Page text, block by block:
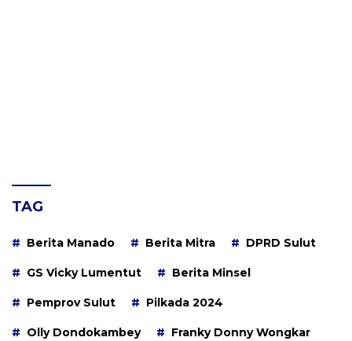
TAG
Berita Manado Berita Mitra DPRD Sulut
GS Vicky Lumentut Berita Minsel
Pemprov Sulut Pilkada 2024
Olly Dondokambey Franky Donny Wongkar